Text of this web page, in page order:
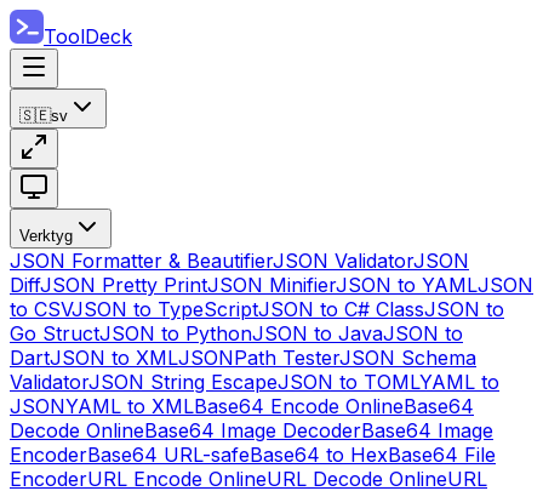
ToolDeck
🇸🇪sv
Verktyg
JSON Formatter & BeautifierJSON ValidatorJSON
DiffJSON Pretty PrintJSON MinifierJSON to YAMLJSON
to CSVJSON to TypeScriptJSON to C# ClassJSON to
Go StructJSON to PythonJSON to JavaJSON to
DartJSON to XMLJSONPath TesterJSON Schema
ValidatorJSON String EscapeJSON to TOMLYAML to
JSONYAML to XMLBase64 Encode OnlineBase64
Decode OnlineBase64 Image DecoderBase64 Image
EncoderBase64 URL-safeBase64 to HexBase64 File
EncoderURL Encode OnlineURL Decode OnlineURL